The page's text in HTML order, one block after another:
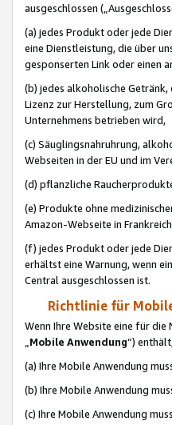
ausgeschlossen
(a) jedes Produkt oder jede
eine Dienstleistung, die über
gesponserten Link oder einen
(b) jedes alkoholische
Lizenz zur Herstellung, zum
Unternehmens betrieben wird,
(c) Säuglingsnahruhrung,
Webseiten in der EU und im
(d) pflanzliche
(e) Produkte ohne
Amazon-Webseite in
(f) jedes Produkt oder jede
erhältst eine Warnung, wenn
Central ausgeschlossen ist.
Richtlinie für
Wenn Ihre Website eine für
„Mobile Anwendung“)
(a) Ihre Mobile Anwendung
(b) Ihre Mobile Anwendung
(c) Ihre Mobile Anwendung